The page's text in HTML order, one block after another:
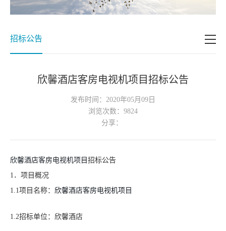
招标公告
欣馨酒店客房电视机项目招标公告
发布时间：2020年05月09日
浏览次数： 9824
分享：
欣馨酒店客房电视机项目 招标公告
1．项目概况
1.1项目名称： 欣馨酒店客房电视机项目
1.2招标单位： 欣馨酒店